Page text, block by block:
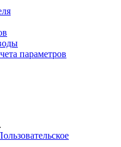
параметров